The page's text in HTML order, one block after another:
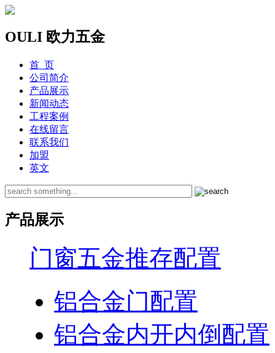
OULI 欧力五金
首 页
公司简介
产品展示
新闻动态
工程案例
在线留言
联系我们
加盟
英文
产品展示
门窗五金推存配置
铝合金门配置
铝合金内开内倒配置